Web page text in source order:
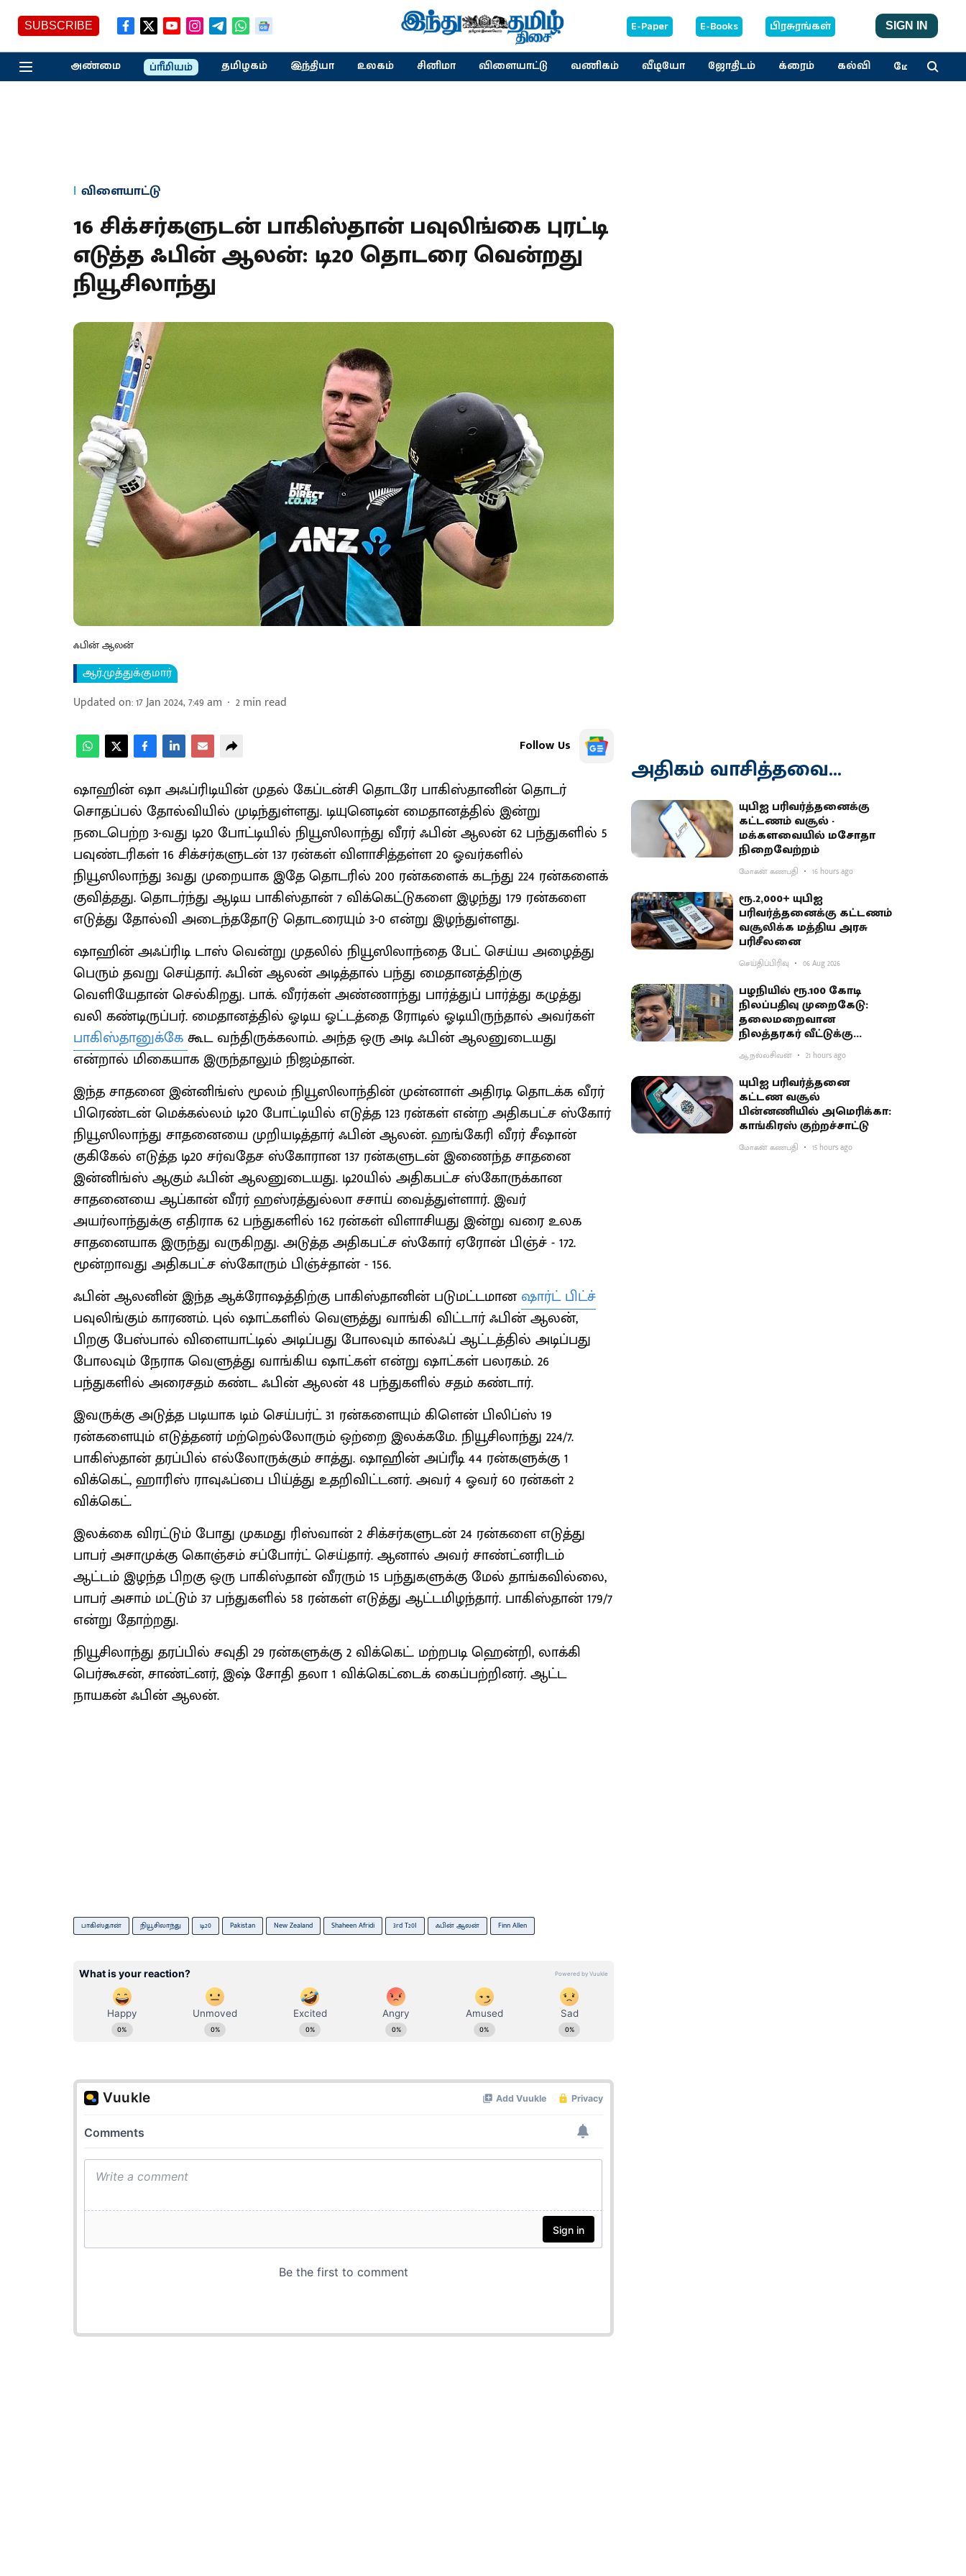
SUBSCRIBE E-Paper E-Books பிரசுரங்கள் SIGN IN
அண்மை ப்ரீமியம் தமிழகம் இந்தியா உலகம் சினிமா விளையாட்டு வணிகம் வீடியோ ஜோதிடம் க்ரைம் கல்வி மேலும்
விளையாட்டு
16 சிக்சர்களுடன் பாகிஸ்தான் பவுலிங்கை புரட்டி
எடுத்த ஃபின் ஆலன்: டி20 தொடரை வென்றது
நியூசிலாந்து
ஃபின் ஆலன்
ஆர்.முத்துக்குமார்
Updated on:17 Jan 2024, 7:49 am 2min read
Follow Us
ஷாஹின் ஷா அஃப்ரிடியின் முதல் கேப்டன்சி தொடரே பாகிஸ்தானின் தொடர்
சொதப்பல் தோல்வியில் முடிந்துள்ளது. டியுனெடின் மைதானத்தில் இன்று
நடைபெற்ற 3-வது டி20 போட்டியில் நியூஸிலாந்து வீரர் ஃபின் ஆலன் 62 பந்துகளில் 5
பவுண்டரிகள் 16 சிக்சர்களுடன் 137 ரன்கள் விளாசித்தள்ள 20 ஓவர்களில்
நியூஸிலாந்து 3வது முறையாக இதே தொடரில் 200 ரன்களைக் கடந்து 224 ரன்களைக்
குவித்தது. தொடர்ந்து ஆடிய பாகிஸ்தான் 7 விக்கெட்டுகளை இழந்து 179 ரன்களை
எடுத்து தோல்வி அடைந்ததோடு தொடரையும் 3-0 என்று இழந்துள்ளது.
ஷாஹின் அஃப்ரிடி டாஸ் வென்று முதலில் நியூஸிலாந்தை பேட் செய்ய அழைத்து
பெரும் தவறு செய்தார். ஃபின் ஆலன் அடித்தால் பந்து மைதானத்திற்கு
வெளியேதான் செல்கிறது. பாக். வீரர்கள் அண்ணாந்து பார்த்துப் பார்த்து கழுத்து
வலி கண்டிருப்பர். மைதானத்தில் ஓடிய ஓட்டத்தை ரோடில் ஓடியிருந்தால் அவர்கள்
பாகிஸ்தானுக்கேகூட வந்திருக்கலாம். அந்த ஒரு அடி ஃபின் ஆலனுடையது
என்றால் மிகையாக இருந்தாலும் நிஜம்தான்.
இந்த சாதனை இன்னிங்ஸ் மூலம் நியூஸிலாந்தின் முன்னாள் அதிரடி தொடக்க வீரர்
பிரெண்டன் மெக்கல்லம் டி20 போட்டியில் எடுத்த 123 ரன்கள் என்ற அதிகபட்ச ஸ்கோர்
நியூஸிலாந்து சாதனையை முறியடித்தார் ஃபின் ஆலன். ஹங்கேரி வீரர் சீஷான்
குகிகேல் எடுத்த டி20 சர்வதேச ஸ்கோரான 137 ரன்களுடன் இணைந்த சாதனை
இன்னிங்ஸ் ஆகும் ஃபின் ஆலனுடையது. டி20யில் அதிகபட்ச ஸ்கோருக்கான
சாதனையை ஆப்கான் வீரர் ஹஸ்ரத்துல்லா சசாய் வைத்துள்ளார். இவர்
அயர்லாந்துக்கு எதிராக 62 பந்துகளில் 162 ரன்கள் விளாசியது இன்று வரை உலக
சாதனையாக இருந்து வருகிறது. அடுத்த அதிகபட்ச ஸ்கோர் ஏரோன் பிஞ்ச் - 172.
மூன்றாவது அதிகபட்ச ஸ்கோரும் பிஞ்ச்தான் - 156.
ஃபின் ஆலனின் இந்த ஆக்ரோஷத்திற்கு பாகிஸ்தானின் படுமட்டமானஷார்ட் பிட்ச்
பவுலிங்கும் காரணம். புல் ஷாட்களில் வெளுத்து வாங்கி விட்டார் ஃபின் ஆலன்,
பிறகு பேஸ்பால் விளையாட்டில் அடிப்பது போலவும் கால்ஃப் ஆட்டத்தில் அடிப்பது
போலவும் நேராக வெளுத்து வாங்கிய ஷாட்கள் என்று ஷாட்கள் பலரகம். 26
பந்துகளில் அரைசதம் கண்ட ஃபின் ஆலன் 48 பந்துகளில் சதம் கண்டார்.
இவருக்கு அடுத்த படியாக டிம் செய்பர்ட் 31 ரன்களையும் கிளென் பிலிப்ஸ் 19
ரன்களையும் எடுத்தனர் மற்றெல்லோரும் ஒற்றை இலக்கமே. நியூசிலாந்து 224/7.
பாகிஸ்தான் தரப்பில் எல்லோருக்கும் சாத்து. ஷாஹின் அப்ரீடி 44 ரன்களுக்கு 1
விக்கெட், ஹாரிஸ் ராவுஃப்பை பிய்த்து உதறிவிட்டனர். அவர் 4 ஓவர் 60 ரன்கள் 2
விக்கெட்.
இலக்கை விரட்டும் போது முகமது ரிஸ்வான் 2 சிக்சர்களுடன் 24 ரன்களை எடுத்து
பாபர் அசாமுக்கு கொஞ்சம் சப்போர்ட் செய்தார். ஆனால் அவர் சாண்ட்னரிடம்
ஆட்டம் இழந்த பிறகு ஒரு பாகிஸ்தான் வீரரும் 15 பந்துகளுக்கு மேல் தாங்கவில்லை,
பாபர் அசாம் மட்டும் 37 பந்துகளில் 58 ரன்கள் எடுத்து ஆட்டமிழந்தார். பாகிஸ்தான் 179/7
என்று தோற்றது.
நியூசிலாந்து தரப்பில் சவுதி 29 ரன்களுக்கு 2 விக்கெட். மற்றபடி ஹென்றி, லாக்கி
பெர்கூசன், சாண்ட்னர், இஷ் சோதி தலா 1 விக்கெட்டைக் கைப்பற்றினர். ஆட்ட
நாயகன் ஃபின் ஆலன்.
பாகிஸ்தான் நியூசிலாந்து டி20 Pakistan New Zealand Shaheen Afridi 3rd T20I ஃபின் ஆலன் Finn Allen
அதிகம் வாசித்தவை...
யுபிஐ பரிவர்த்தனைக்கு
கட்டணம் வசூல் -
மக்களவையில் மசோதா
நிறைவேற்றம்
மோகன் கணபதி 16 hours ago
ரூ.2,000+ யுபிஐ
பரிவர்த்தனைக்கு கட்டணம்
வசூலிக்க மத்திய அரசு
பரிசீலனை
செய்திப்பிரிவு 06 Aug 2026
பழநியில் ரூ.100 கோடி
நிலப்பதிவு முறைகேடு:
தலைமறைவான
நிலத்தரகர் வீட்டுக்கு
சிபிசிஐடி ‘சீல்’
ஆ.நல்லசிவன் 21 hours ago
யுபிஐ பரிவர்த்தனை
கட்டண வசூல்
பின்னணியில் அமெரிக்கா:
காங்கிரஸ் குற்றச்சாட்டு
மோகன் கணபதி 15 hours ago